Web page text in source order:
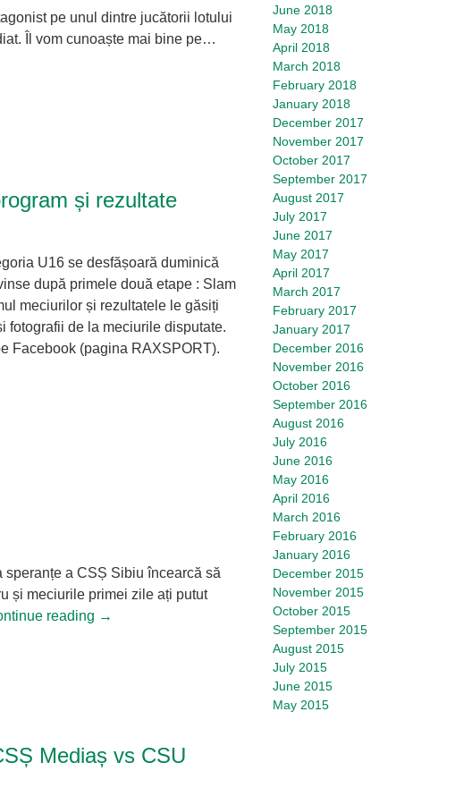
pe unul dintre jucătorii lotului
Îl vom cunoaște mai bine pe…
și rezultate
U16 se desfășoară duminică
după primele două etape : Slam
meciurilor și rezultatele le găsiți
fotografii de la meciurile disputate.
Facebook (pagina RAXSPORT).
a CSȘ Sibiu încearcă să
și meciurile primei zile ați putut
reading →
Mediaș vs CSU
June 2018
May 2018
April 2018
March 2018
February 2018
January 2018
December 2017
November 2017
October 2017
September 2017
August 2017
July 2017
June 2017
May 2017
April 2017
March 2017
February 2017
January 2017
December 2016
November 2016
October 2016
September 2016
August 2016
July 2016
June 2016
May 2016
April 2016
March 2016
February 2016
January 2016
December 2015
November 2015
October 2015
September 2015
August 2015
July 2015
June 2015
May 2015